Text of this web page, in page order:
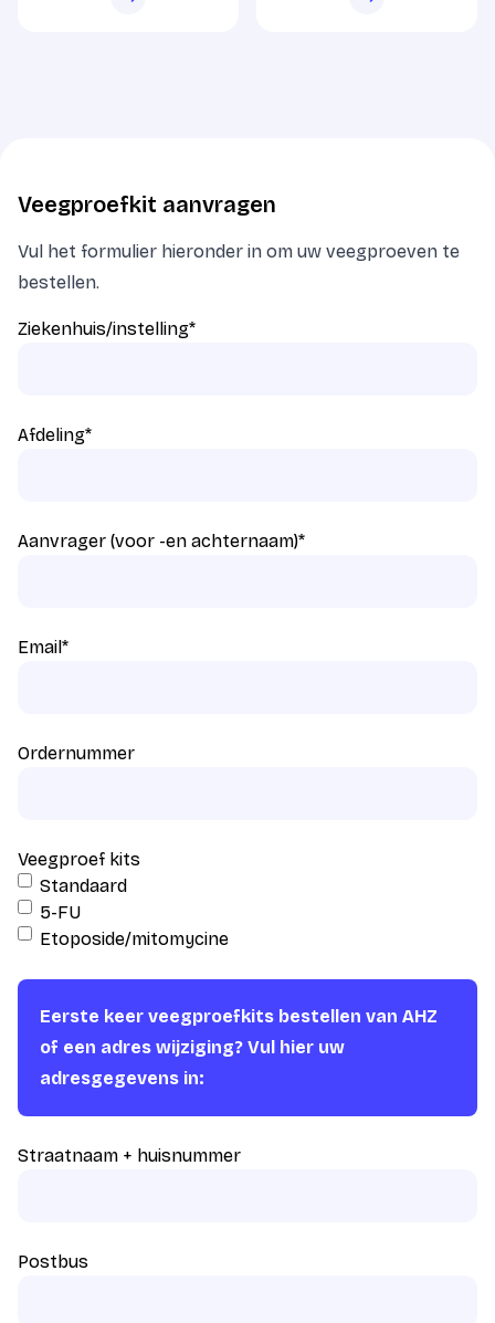
Veegproefkit aanvragen
Vul het formulier hieronder in om uw veegproeven te
bestellen.
Ziekenhuis/instelling*
Afdeling*
Aanvrager (voor -en achternaam)*
Email*
Ordernummer
Veegproef kits
Standaard
5-FU
Etoposide/mitomycine
Eerste keer veegproefkits bestellen van AHZ
of een adres wijziging? Vul hier uw
adresgegevens in:
Straatnaam + huisnummer
Postbus